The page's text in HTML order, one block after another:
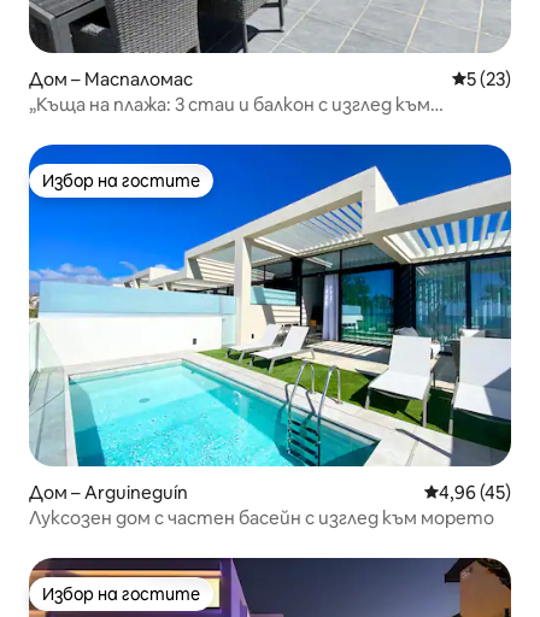
Дом – Маспаломас Средна
5 (23)
„Къща на плажа: 3 стаи и балкон с изглед към
Избор на гостите
Избор на гостите
Дом – Arguineguín Средна
4,96 (45)
Луксозен дом с частен басейн с изглед към морето
Избор на гостите
Избор на гостите